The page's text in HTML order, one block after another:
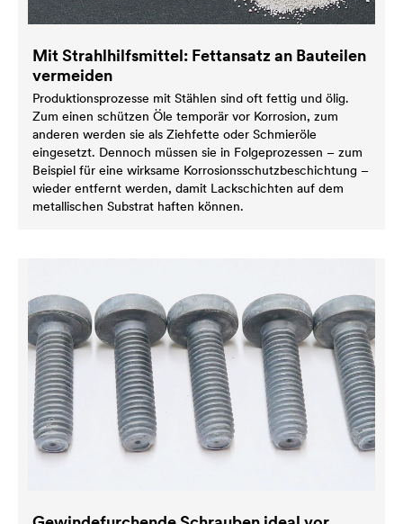
Mit Strahlhilfsmittel: Fettansatz an Bauteilen
vermeiden
Produktionsprozesse mit Stählen sind oft fettig und ölig.
Zum einen schützen Öle temporär vor Korrosion, zum
anderen werden sie als Ziehfette oder Schmieröle
eingesetzt. Dennoch müssen sie in Folgeprozessen – zum
Beispiel für eine wirksame Korrosionsschutzbeschichtung –
wieder entfernt werden, damit Lackschichten auf dem
metallischen Substrat haften können.